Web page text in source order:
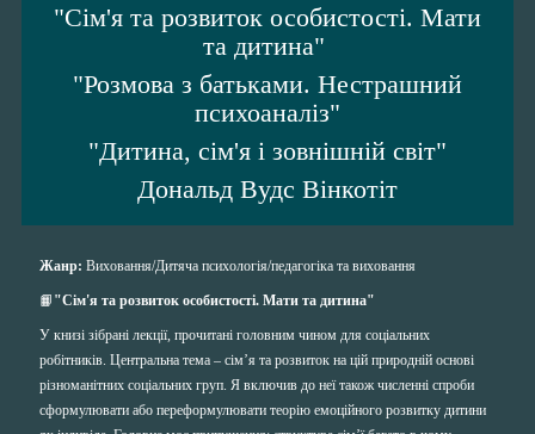
"Сім'я та розвиток особистості. Мати
та дитина"
"Розмова з батьками. Нестрашний
психоаналіз"
"Дитина, сім'я і зовнішній світ"
Дональд Вудс Вінкотіт
Жанр: Виховання/Дитяча психологія/педагогіка та виховання
📙 "Сім'я та розвиток особистості. Мати та дитина"
У книзі зібрані лекції, прочитані головним чином для соціальних
робітників. Центральна тема – сім’я та розвиток на цій природній основі
різноманітних соціальних груп. Я включив до неї також численні спроби
сформулювати або переформулювати теорію емоційного розвитку дитини